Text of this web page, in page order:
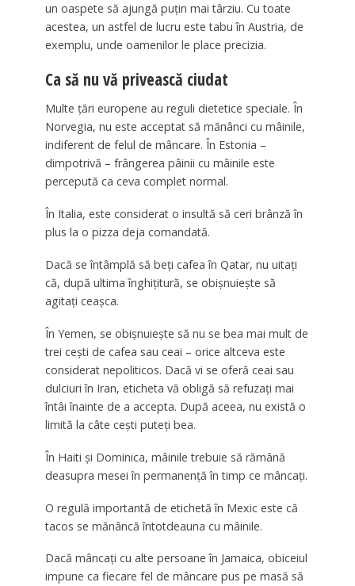
un oaspete să ajungă puțin mai târziu. Cu toate
acestea, un astfel de lucru este tabu în Austria, de
exemplu, unde oamenilor le place precizia.
Ca să nu vă privească ciudat
Multe țări europene au reguli dietetice speciale. În
Norvegia, nu este acceptat să mănânci cu mâinile,
indiferent de felul de mâncare. În Estonia –
dimpotrivă – frângerea pâinii cu mâinile este
percepută ca ceva complet normal.
În Italia, este considerat o insultă să ceri brânză în
plus la o pizza deja comandată.
Dacă se întâmplă să beți cafea în Qatar, nu uitați
că, după ultima înghițitură, se obișnuiește să
agitați ceașca.
În Yemen, se obișnuiește să nu se bea mai mult de
trei cești de cafea sau ceai – orice altceva este
considerat nepoliticos. Dacă vi se oferă ceai sau
dulciuri în Iran, eticheta vă obligă să refuzați mai
întâi înainte de a accepta. După aceea, nu există o
limită la câte cești puteți bea.
În Haiti și Dominica, mâinile trebuie să rămână
deasupra mesei în permanență în timp ce mâncați.
O regulă importantă de etichetă în Mexic este că
tacos se mănâncă întotdeauna cu mâinile.
Dacă mâncați cu alte persoane în Jamaica, obiceiul
impune ca fiecare fel de mâncare pus pe masă să